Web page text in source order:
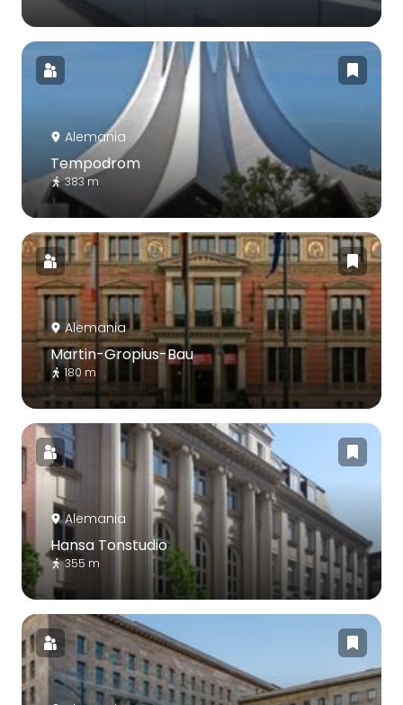
Alemania
Tempodrom
383 m
Alemania
Martin-Gropius-Bau
180 m
Alemania
Hansa Tonstudio
355 m